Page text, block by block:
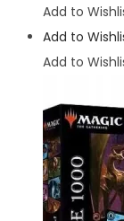
Add to
Add to
Add to